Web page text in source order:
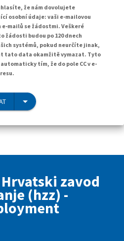
že nám dovolujete
osobní údaje: vaši e-mailovou
mailů se žádostmi. Veškeré
žádosti budou po 120 dnech
systémů, pokud neurčíte jinak,
tato data okamžitě vymazat. Tyto
tím, že do pole CC v e-
zavod
(hzz) -